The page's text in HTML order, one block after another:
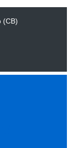
(CB)